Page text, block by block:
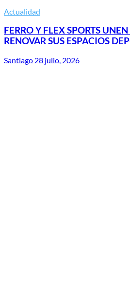
Actualidad
FERRO Y FLEX SPORTS
RENOVAR SUS ESPACIOS
Santiago 28 julio, 2026